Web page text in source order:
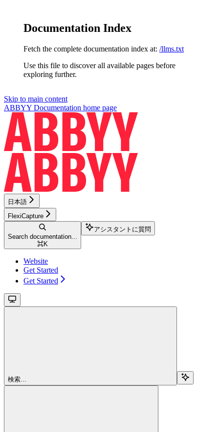
Documentation Index
Fetch the complete documentation index at: /llms.txt
Use this file to discover all available pages before
exploring further.
Skip to main content
ABBYY Documentation home page
日本語
FlexiCapture
Search documentation...
⌘K
アシスタントに質問
Website
Get Started
Get Started
検索...